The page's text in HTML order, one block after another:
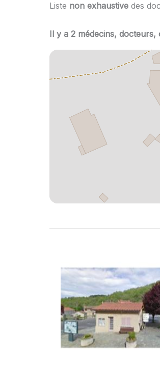
Liste non exhaustive des
Il y a 2 médecins,